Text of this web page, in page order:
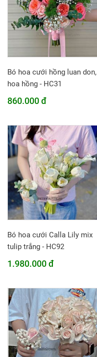
Bó hoa cưới hồng luan don,
hoa hồng - HC31
860.000 đ
Bó hoa cưới Calla Lily mix
tulip trắng - HC92
1.980.000 đ